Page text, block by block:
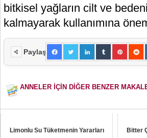
bitkisel yağların cilt ve
kalmayarak kullanımına
Paylaş
ANNELER İÇİN DİĞER BENZER
Limonlu Su Tüketmenin Yararları
Bitter